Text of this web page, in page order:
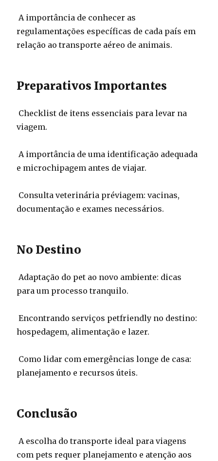
A importância de conhecer as
regulamentações específicas de cada país em
relação ao transporte aéreo de animais.
Preparativos Importantes
Checklist de itens essenciais para levar na
viagem.
A importância de uma identificação adequada
e microchipagem antes de viajar.
Consulta veterinária préviagem: vacinas,
documentação e exames necessários.
No Destino
Adaptação do pet ao novo ambiente: dicas
para um processo tranquilo.
Encontrando serviços petfriendly no destino:
hospedagem, alimentação e lazer.
Como lidar com emergências longe de casa:
planejamento e recursos úteis.
Conclusão
A escolha do transporte ideal para viagens
com pets requer planejamento e atenção aos